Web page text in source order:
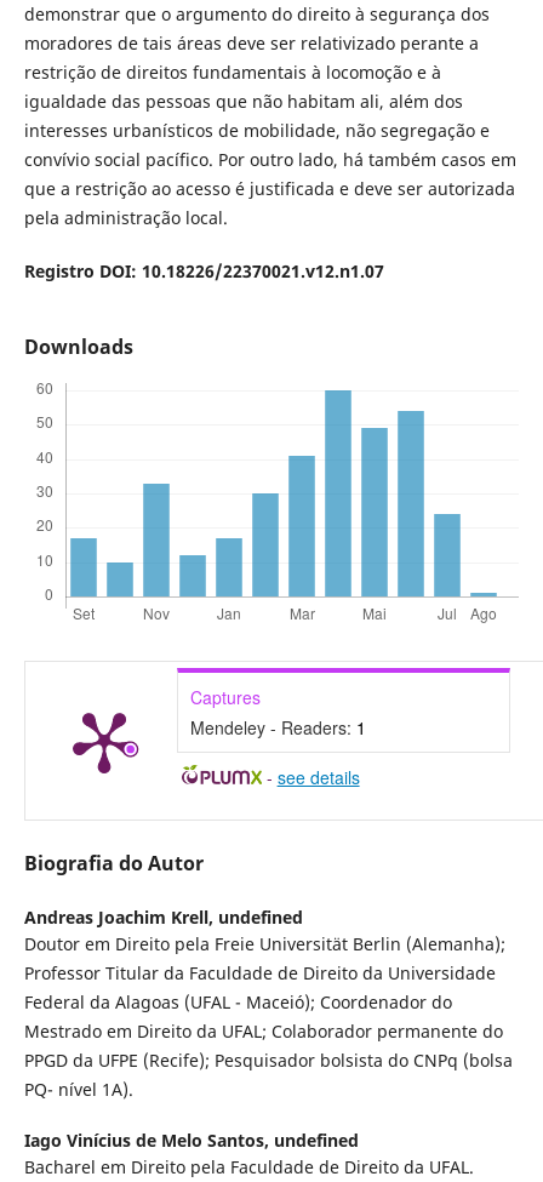
demonstrar que o argumento do direito à segurança dos
moradores de tais áreas deve ser relativizado perante a
restrição de direitos fundamentais à locomoção e à
igualdade das pessoas que não habitam ali, além dos
interesses urbanísticos de mobilidade, não segregação e
convívio social pacífico. Por outro lado, há também casos em
que a restrição ao acesso é justificada e deve ser autorizada
pela administração local.
Registro DOI: 10.18226/22370021.v12.n1.07
Downloads
Captures
Mendeley - Readers: 1
- see details
Biografia do Autor
Andreas Joachim Krell, undefined
Doutor em Direito pela Freie Universität Berlin (Alemanha);
Professor Titular da Faculdade de Direito da Universidade
Federal da Alagoas (UFAL - Maceió); Coordenador do
Mestrado em Direito da UFAL; Colaborador permanente do
PPGD da UFPE (Recife); Pesquisador bolsista do CNPq (bolsa
PQ- nível 1A).
Iago Vinícius de Melo Santos, undefined
Bacharel em Direito pela Faculdade de Direito da UFAL.